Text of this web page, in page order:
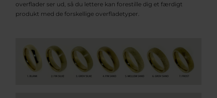
overflader ser ud, så du lettere kan forestille dig et færdigt
produkt med de forskellige overfladetyper.